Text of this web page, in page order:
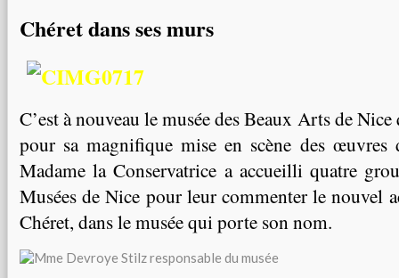
Chéret dans ses murs
C’est à nouveau le musée des Beaux Arts de
pour sa magnifique mise en scène des œuvres
Madame la Conservatrice a accueilli quatre
Musées de Nice pour leur commenter le nouvel
Chéret, dans le musée qui porte son nom.